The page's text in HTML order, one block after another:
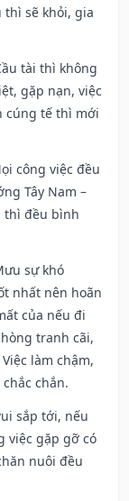
thì sẽ khỏi, gia
tài thì không
gặp nạn, việc
cúng tế thì mới
công việc đều
Tây Nam –
thì đều bình
sự khó
nhất nên hoãn
của nếu đi
tranh cãi,
làm chậm,
chắn.
sắp tới, nếu
việc gặp gỡ có
nuôi đều